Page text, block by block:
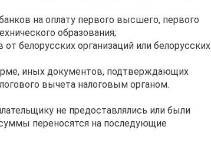
на оплату первого высшего, первого
образования;
белорусских организаций или белорусских
иных документов, подтверждающих
вычета налоговым органом.
не предоставлялись или были
переносятся на последующие